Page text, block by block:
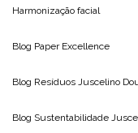
Harmonização facial
Blog Paper Excellence
Blog Resíduos Juscelino
Blog Sustentabilidade